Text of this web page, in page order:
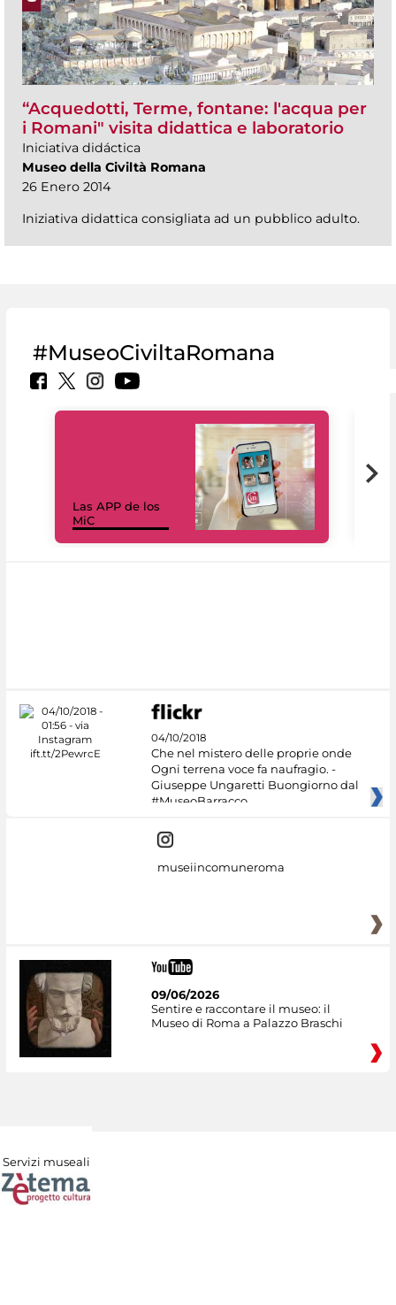
“Acquedotti, Terme, fontane: l'acqua per
i Romani" visita didattica e laboratorio
Iniciativa didáctica
Museo della Civiltà Romana
26 Enero 2014
Iniziativa didattica consigliata ad un pubblico adulto.
#MuseoCiviltaRomana
Las APP de los
MiC
04/10/2018
Che nel mistero delle proprie onde
Ogni terrena voce fa naufragio. -
Giuseppe Ungaretti Buongiorno dal
#MuseoBarracco
museiincomuneroma
09/06/2026
Sentire e raccontare il museo: il
Museo di Roma a Palazzo Braschi
Servizi museali